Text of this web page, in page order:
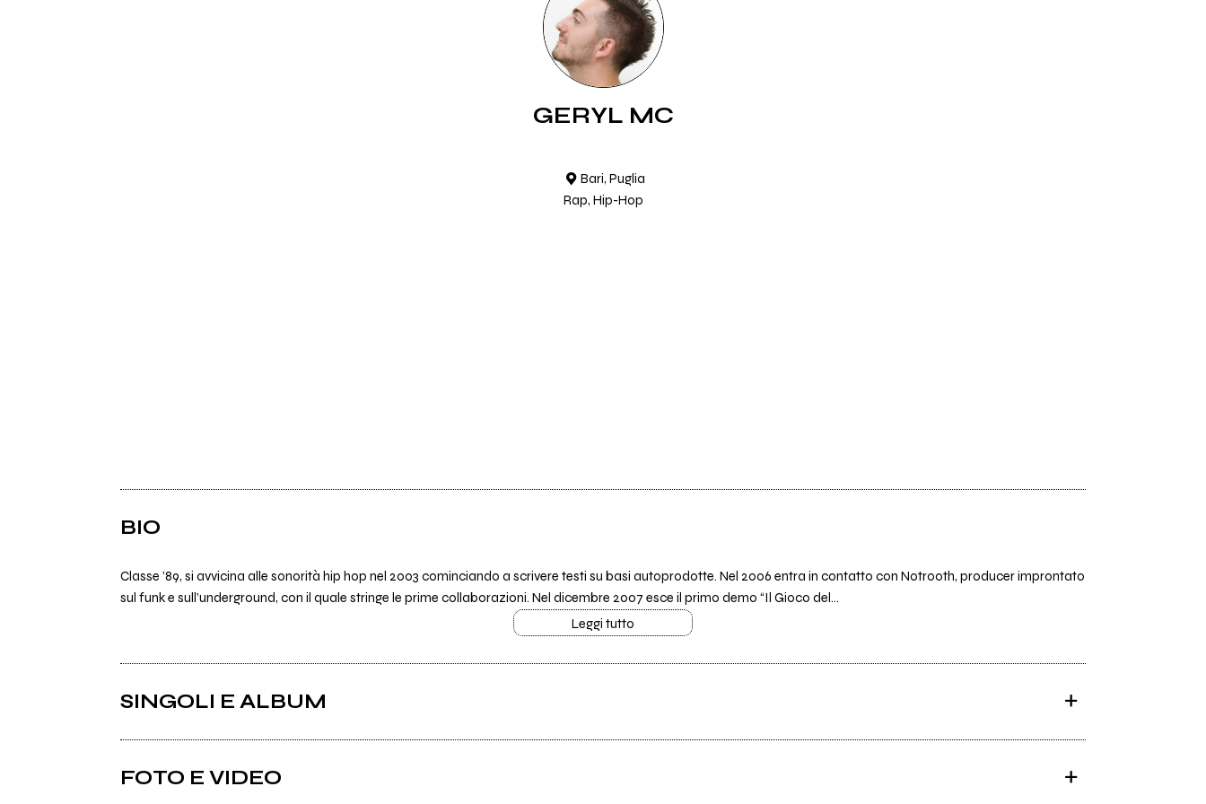
GERYL MC
Bari, Puglia
Rap, Hip-Hop
BIO
Classe ’89, si avvicina alle sonorità hip hop nel 2003 cominciando a scrivere testi su basi autoprodotte. Nel 2006 entra in contatto con Notrooth, producer improntato
sul funk e sull’underground, con il quale stringe le prime collaborazioni. Nel dicembre 2007 esce il primo demo “Il Gioco del...
Leggi tutto
SINGOLI E ALBUM
FOTO E VIDEO